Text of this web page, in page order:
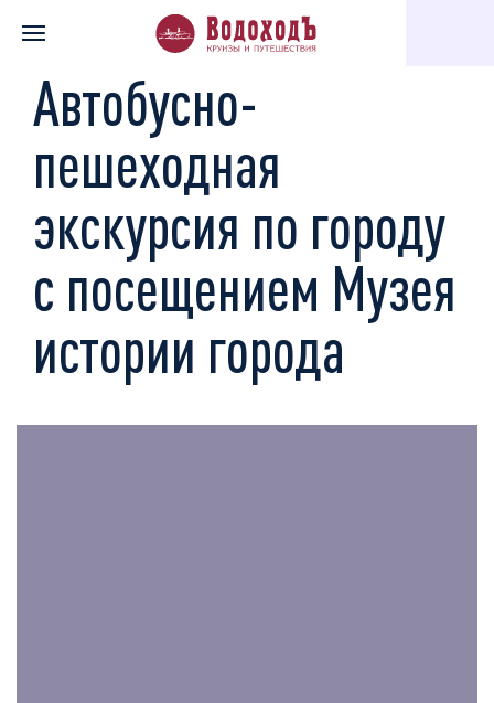
Главная Каталог экскурсий Музеи, галереи, театры
Автобусно-
пешеходная
экскурсия по городу
с посещением Музея
истории города